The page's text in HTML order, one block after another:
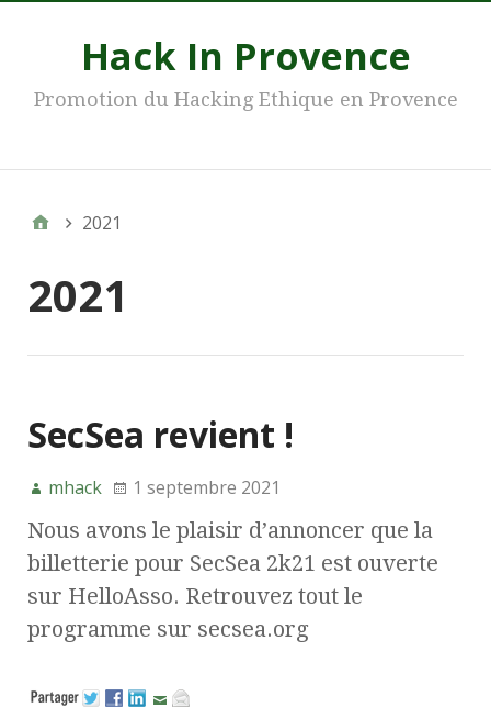
Hack In Provence
Promotion du Hacking Ethique en Provence
2021
2021
SecSea revient !
mhack 1 septembre 2021
Nous avons le plaisir d’annoncer que la
billetterie pour SecSea 2k21 est ouverte
sur HelloAsso. Retrouvez tout le
programme sur secsea.org